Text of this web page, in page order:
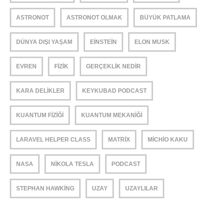
ASTRONOT ASTRONOT OLMAK BÜYÜK PATLAMA
DÜNYA DIŞI YAŞAM EINSTEIN ELON MUSK
EVREN FIZIK GERÇEKLIK NEDIR
KARA DELIKLER KEYKUBAD PODCAST
KUANTUM FIZIĞI KUANTUM MEKANIĞI
LARAVEL HELPER CLASS MATRIX MICHIO KAKU
NASA NIKOLA TESLA PODCAST
STEPHAN HAWKING UZAY UZAYLILAR